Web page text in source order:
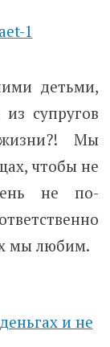
детьми,
супругов
Мы
чтобы не
не по-
мы любим.
и не